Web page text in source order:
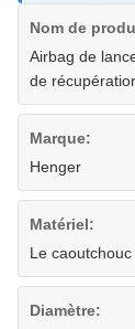
Nom de
Airbag de
de
Marque:
Henger
Matériel:
Le
Diamètre: